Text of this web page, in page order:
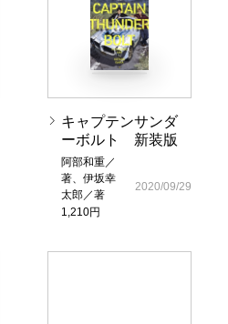
キャプテンサンダ
ーボルト 新装版
阿部和重／
著、伊坂幸
太郎／著
1,210円
2020/09/29